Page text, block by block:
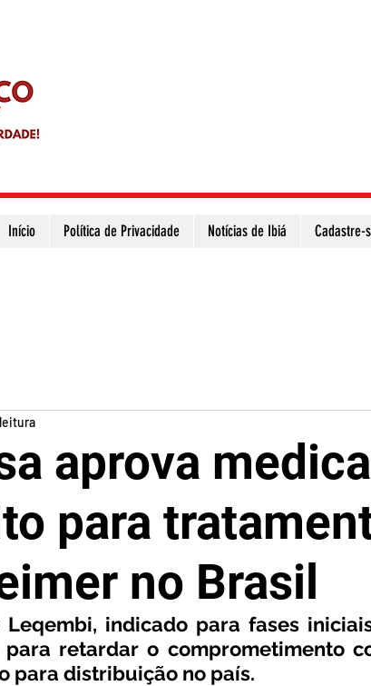
Início Política de Privacidade Notícias de Ibiá Cadastre-
aprova
para
no Brasil
Leqembi, indicado para fases
para retardar o comprometimento
para distribuição no país.